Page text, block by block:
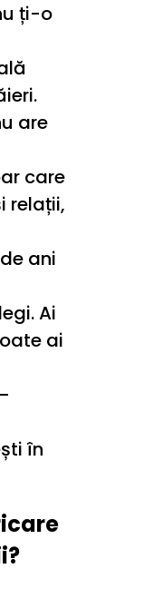
ți-o
are
care
relații,
ani
Ai
ai
în